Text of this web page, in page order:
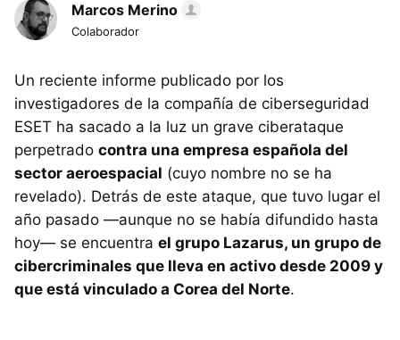
Marcos Merino
Colaborador
Un reciente informe publicado por los
investigadores de la compañía de ciberseguridad
ESET ha sacado a la luz un grave ciberataque
perpetrado contra una empresa española del
sector aeroespacial (cuyo nombre no se ha
revelado). Detrás de este ataque, que tuvo lugar el
año pasado —aunque no se había difundido hasta
hoy— se encuentra el grupo Lazarus, un grupo de
cibercriminales que lleva en activo desde 2009 y
que está vinculado a Corea del Norte.